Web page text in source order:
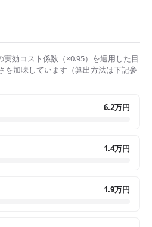
実効コスト係数（×0.95）を適用した目
を加味しています（算出方法は下記参
6.2万円
1.4万円
1.9万円